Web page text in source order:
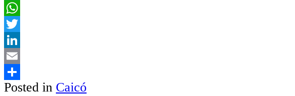
Facebook
WhatsApp
Twitter
LinkedIn
Email
Share
Posted in Caicó